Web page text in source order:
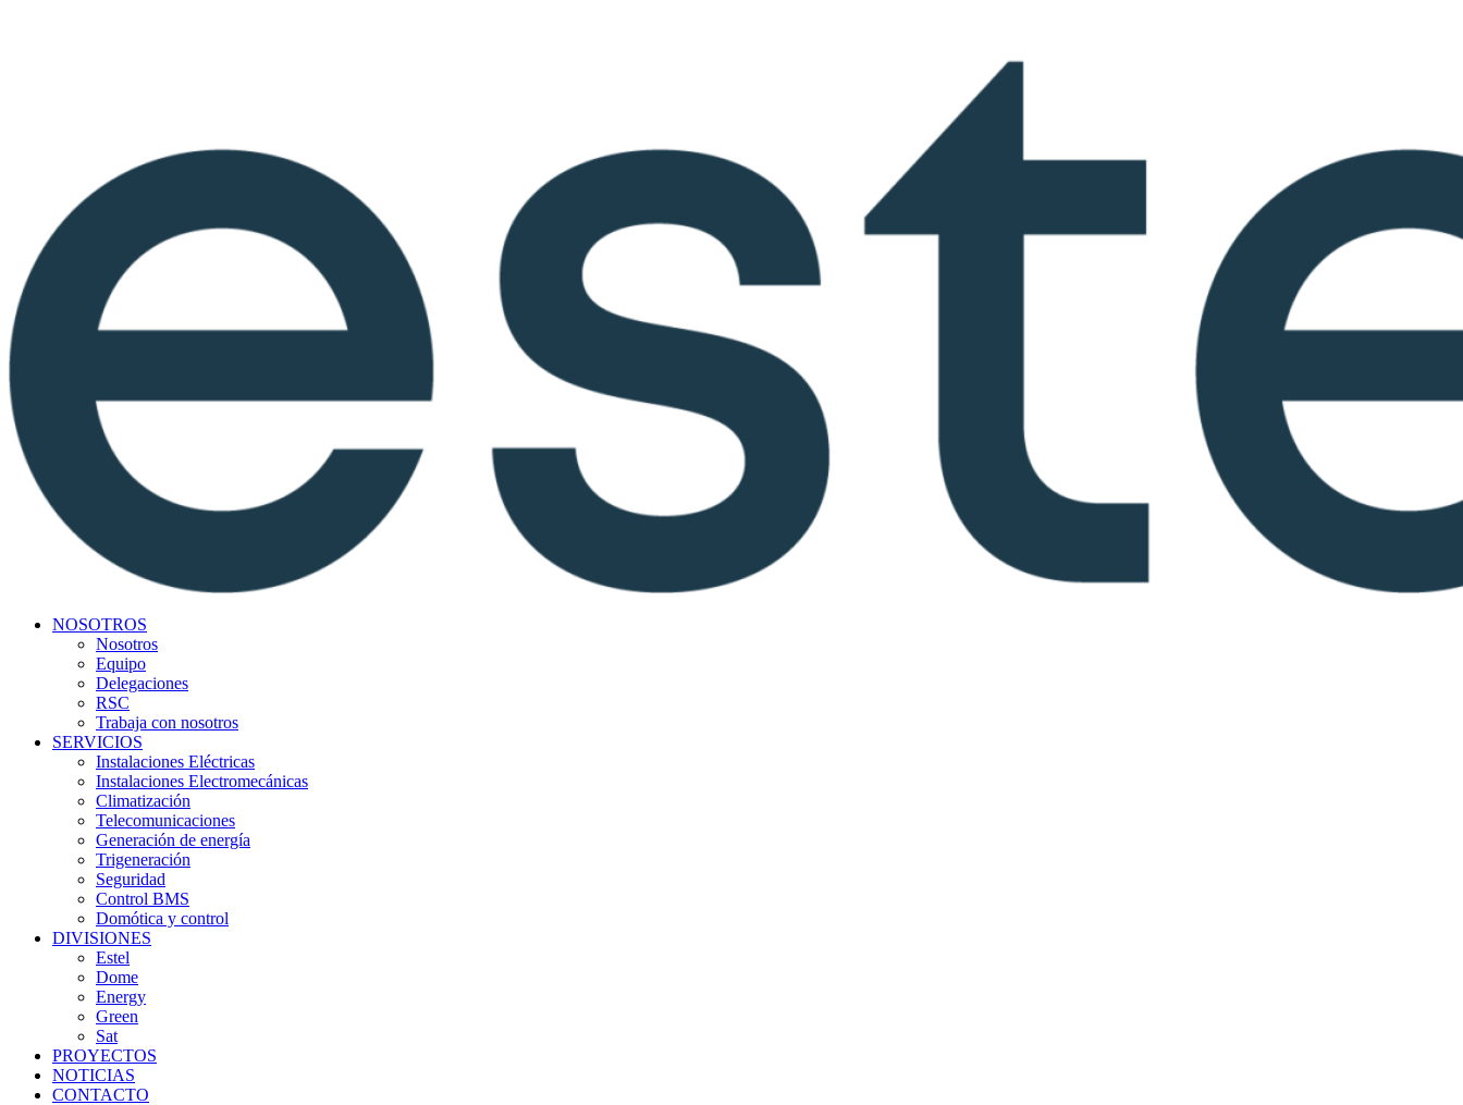
NOSOTROS
Nosotros
Equipo
Delegaciones
RSC
Trabaja con nosotros
SERVICIOS
Instalaciones Eléctricas
Instalaciones Electromecánicas
Climatización
Telecomunicaciones
Generación de energía
Trigeneración
Seguridad
Control BMS
Domótica y control
DIVISIONES
Estel
Dome
Energy
Green
Sat
PROYECTOS
NOTICIAS
CONTACTO